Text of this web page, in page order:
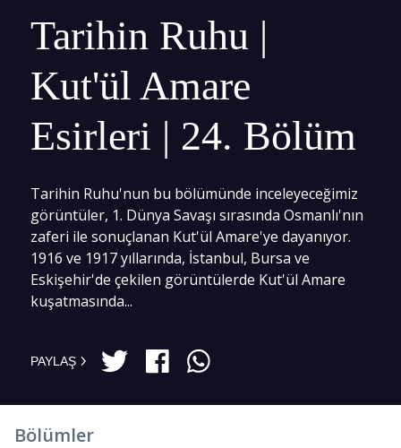
Tarihin Ruhu |
Kut'ül Amare
Esirleri | 24. Bölüm
Tarihin Ruhu'nun bu bölümünde inceleyeceğimiz
görüntüler, 1. Dünya Savaşı sırasında Osmanlı'nın
zaferi ile sonuçlanan Kut'ül Amare'ye dayanıyor.
1916 ve 1917 yıllarında, İstanbul, Bursa ve
Eskişehir'de çekilen görüntülerde Kut'ül Amare
kuşatmasında...
PAYLAŞ
Bölümler